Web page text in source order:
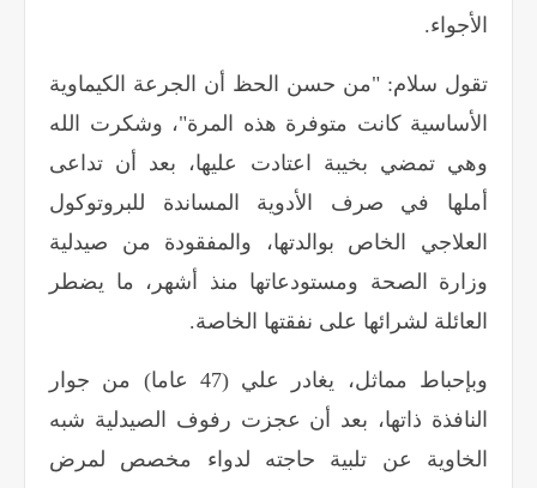
الأجواء.
تقول سلام: "من حسن الحظ أن الجرعة الكيماوية
الأساسية كانت متوفرة هذه المرة"، وشكرت الله
وهي تمضي بخيبة اعتادت عليها، بعد أن تداعى
أملها في صرف الأدوية المساندة للبروتوكول
العلاجي الخاص بوالدتها، والمفقودة من صيدلية
وزارة الصحة ومستودعاتها منذ أشهر، ما يضطر
العائلة لشرائها على نفقتها الخاصة.
وبإحباط مماثل، يغادر علي (47 عاما) من جوار
النافذة ذاتها، بعد أن عجزت رفوف الصيدلية شبه
الخاوية عن تلبية حاجته لدواء مخصص لمرض